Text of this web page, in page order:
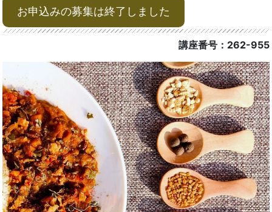
お申込みの募集は終了しました
講座番号：262-955